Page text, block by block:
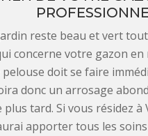
reste beau et vert
concerne votre gazon
pelouse doit se faire
donc un arrosage
plus tard. Si vous résidez
apporter tous les